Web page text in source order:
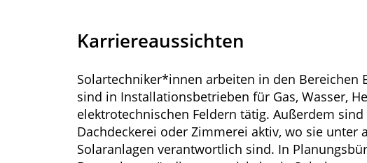
Karriereaussichten
Solartechniker*innen arbeiten in den Bereichen
sind in Installationsbetrieben für Gas, Wasser,
elektrotechnischen Feldern tätig. Außerdem
Dachdeckerei oder Zimmerei aktiv, wo sie unter
Solaranlagen verantwortlich sind. In